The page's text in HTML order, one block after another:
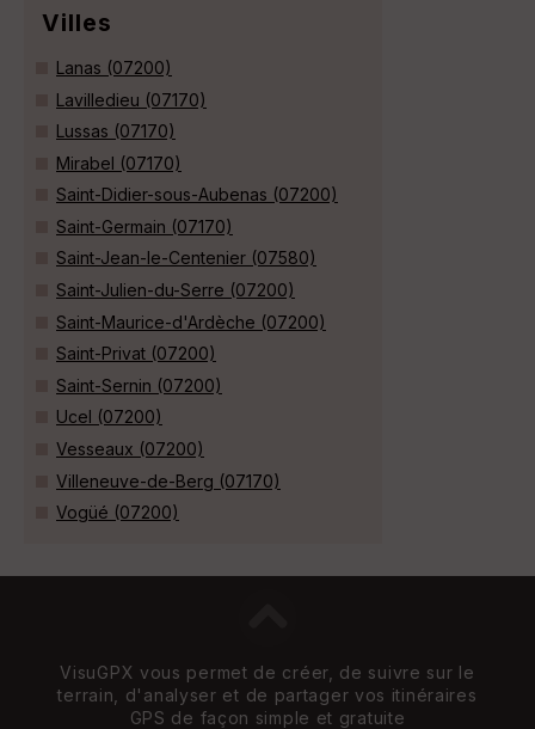
Villes
Lanas (07200)
Lavilledieu (07170)
Lussas (07170)
Mirabel (07170)
Saint-Didier-sous-Aubenas (07200)
Saint-Germain (07170)
Saint-Jean-le-Centenier (07580)
Saint-Julien-du-Serre (07200)
Saint-Maurice-d'Ardèche (07200)
Saint-Privat (07200)
Saint-Sernin (07200)
Ucel (07200)
Vesseaux (07200)
Villeneuve-de-Berg (07170)
Vogüé (07200)
VisuGPX vous permet de créer, de suivre sur le
terrain, d'analyser et de partager vos itinéraires
GPS de façon simple et gratuite